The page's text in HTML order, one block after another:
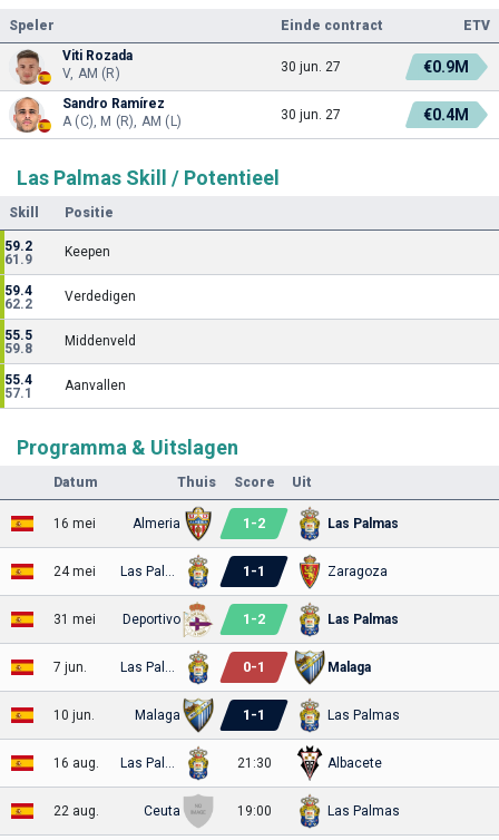
Speler Einde contract
ETV
Viti Rozada
V, AM (R)
30 jun. 27 €0.9M
Sandro Ramírez
A (C), M (R), AM (L)
30 jun. 27 €0.4M
Las Palmas Skill / Potentieel
Skill Positie
59.2
61.9
Keepen
59.4
62.2
Verdedigen
55.5
59.8
Middenveld
55.4
57.1
Aanvallen
Programma & Uitslagen
Datum Thuis Score Uit
16 mei Almeria 1 -2 Las Palmas
24 mei Las Palmas 1 -1 Zaragoza
31 mei Deportivo 1 -2 Las Palmas
7 jun. Las Palmas 0-1 Malaga
10 jun. Malaga 1 -1 Las Palmas
16 aug. Las Palmas 21:30 Albacete
22 aug. Ceuta 19:00 Las Palmas